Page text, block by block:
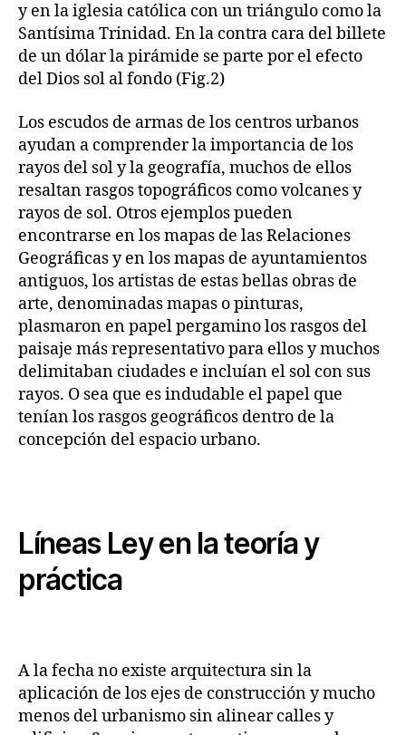
y en la iglesia católica con un triángulo como la
Santísima Trinidad. En la contra cara del billete
de un dólar la pirámide se parte por el efecto
del Dios sol al fondo (Fig.2)
Los escudos de armas de los centros urbanos
ayudan a comprender la importancia de los
rayos del sol y la geografía, muchos de ellos
resaltan rasgos topográficos como volcanes y
rayos de sol. Otros ejemplos pueden
encontrarse en los mapas de las Relaciones
Geográficas y en los mapas de ayuntamientos
antiguos, los artistas de estas bellas obras de
arte, denominadas mapas o pinturas,
plasmaron en papel pergamino los rasgos del
paisaje más representativo para ellos y muchos
delimitaban ciudades e incluían el sol con sus
rayos. O sea que es indudable el papel que
tenían los rasgos geográficos dentro de la
concepción del espacio urbano.
Líneas Ley en la teoría y
práctica
A la fecha no existe arquitectura sin la
aplicación de los ejes de construcción y mucho
menos del urbanismo sin alinear calles y